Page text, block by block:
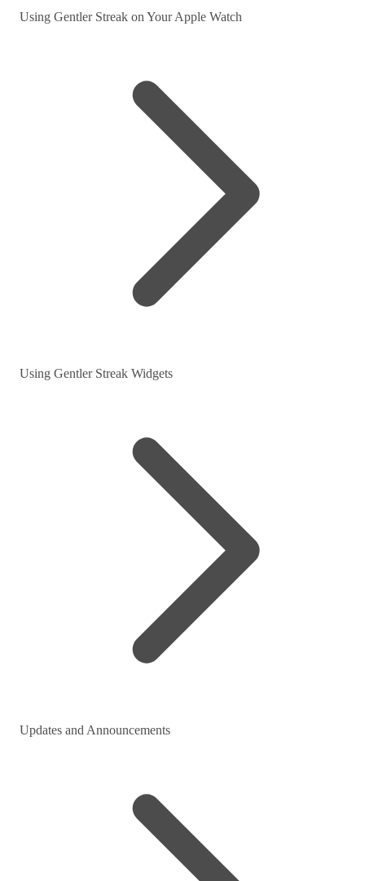
Using Gentler Streak on Your Apple Watch
Using Gentler Streak Widgets
Updates and Announcements